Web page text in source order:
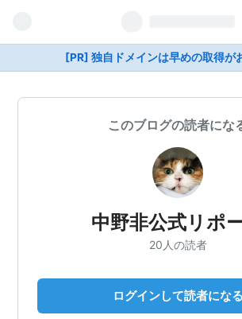
[PR] 独自ドメインは早めの取得が
このブログの読者にな
中野非公式リポ
20人の読者
ログインして読者になる